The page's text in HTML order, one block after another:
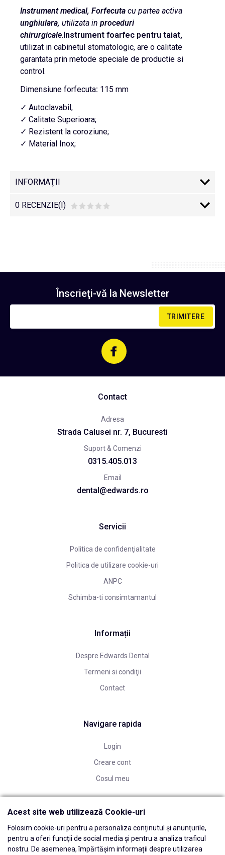
Instrument medical, Forfecuta cu partea activa
unghiulara, utilizata in proceduri
chirurgicale.Instrument foarfec pentru taiat,
utilizat in cabinetul stomatologic, are o calitate
garantata prin metode speciale de productie si
control.
Dimensiune forfecuta: 115 mm
✓ Autoclavabil;
✓ Calitate Superioara;
✓ Rezistent la coroziune;
✓ Material Inox;
INFORMAŢII
0 RECENZIE(I)
Înscrieţi-vă la Newsletter
TRIMITERE
Contact
Adresa
Strada Calusei nr. 7, Bucuresti
Suport & Comenzi
0315.405.013
Email
dental@edwards.ro
Servicii
Politica de confidenţialitate
Politica de utilizare cookie-uri
ANPC
Schimba-ti consimtamantul
Informații
Despre Edwards Dental
Termeni si condiţii
Contact
Navigare rapida
Login
Creare cont
Cosul meu
Acest site web utilizează Cookie-uri
Folosim cookie-uri pentru a personaliza conținutul și anunțurile,
pentru a oferi funcții de social media și pentru a analiza traficul
nostru. De asemenea, împărtășim informații despre utilizarea